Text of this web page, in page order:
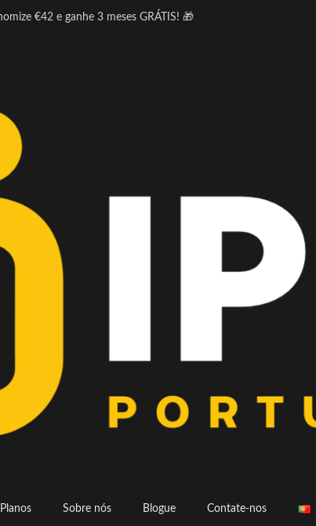
€42 e ganhe 3 meses GRÁTIS! 🎁
Planos Sobre nós Blogue Contate-nos